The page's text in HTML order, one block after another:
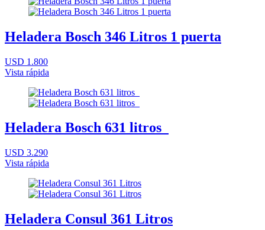
Heladera Bosch 346 Litros 1 puerta
USD 1.800
Vista rápida
Heladera Bosch 631 litros
USD 3.290
Vista rápida
Heladera Consul 361 Litros